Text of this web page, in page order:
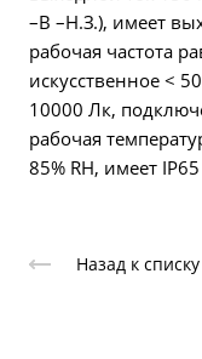
–В –Н.З.), имеет
рабочая частота
искусственное <
10000 Лк,
рабочая
85% RH, имеет
Назад к списку